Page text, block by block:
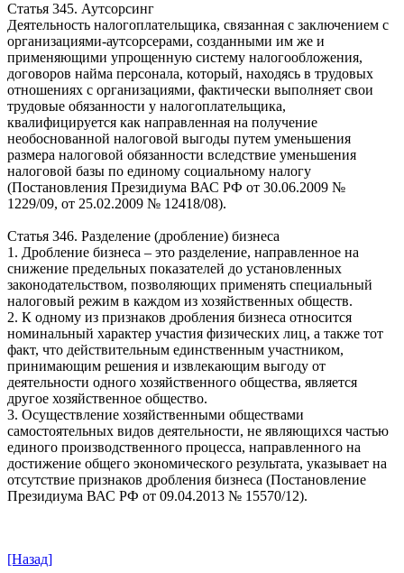
Статья 345. Аутсорсинг
Деятельность налогоплательщика, связанная с заключением с
организациями-аутсорсерами, созданными им же и
применяющими упрощенную систему налогообложения,
договоров найма персонала, который, находясь в трудовых
отношениях с организациями, фактически выполняет свои
трудовые обязанности у налогоплательщика,
квалифицируется как направленная на получение
необоснованной налоговой выгоды путем уменьшения
размера налоговой обязанности вследствие уменьшения
налоговой базы по единому социальному налогу
(Постановления Президиума ВАС РФ от 30.06.2009 №
1229/09, от 25.02.2009 № 12418/08).
Статья 346. Разделение (дробление) бизнеса
1. Дробление бизнеса – это разделение, направленное на
снижение предельных показателей до установленных
законодательством, позволяющих применять специальный
налоговый режим в каждом из хозяйственных обществ.
2. К одному из признаков дробления бизнеса относится
номинальный характер участия физических лиц, а также тот
факт, что действительным единственным участником,
принимающим решения и извлекающим выгоду от
деятельности одного хозяйственного общества, является
другое хозяйственное общество.
3. Осуществление хозяйственными обществами
самостоятельных видов деятельности, не являющихся частью
единого производственного процесса, направленного на
достижение общего экономического результата, указывает на
отсутствие признаков дробления бизнеса (Постановление
Президиума ВАС РФ от 09.04.2013 № 15570/12).
[Назад]